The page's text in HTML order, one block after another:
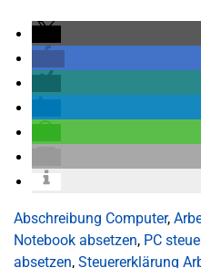
Abschreibung Computer,
Notebook absetzen, PC
absetzen, Steuererklärung